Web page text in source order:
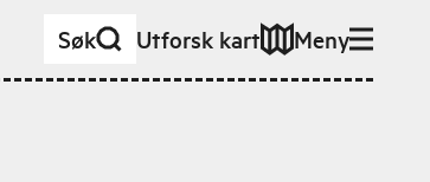
Søk Utforsk kart Meny